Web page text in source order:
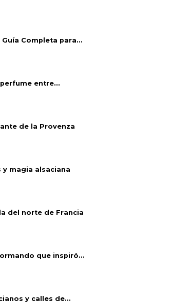
Completa para...
entre...
de la Provenza
magia alsaciana
del norte de Francia
que inspiró...
y calles de...